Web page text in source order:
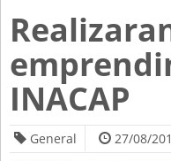
INACAP
General
27/08/